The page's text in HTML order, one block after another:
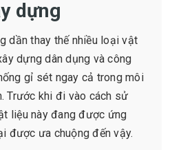
dựng
dần thay thế nhiều loại vật
dựng dân dụng và công
gỉ sét ngay cả trong môi
Trước khi đi vào cách sử
liệu này đang được ứng
được ưa chuộng đến vậy.